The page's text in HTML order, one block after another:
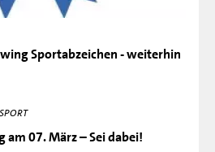
Sportabzeichen - weiterhin
am 07. März – Sei dabei!